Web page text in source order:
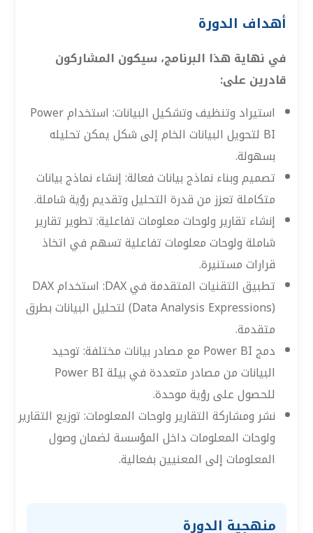
أهداف الدورة
في نهاية هذا البرنامج، سيكون المشاركون
قادرين على:
استيراد وتنظيف وتشكيل البيانات: استخدام Power
BI لتحويل البيانات الخام إلى شكل يمكن تحليله
بسهولة.
تصميم وبناء نماذج بيانات فعالة: إنشاء نماذج بيانات
متكاملة تعزز من قدرة التحليل وتقديم رؤية شاملة.
إنشاء تقارير ولوحات معلومات تفاعلية: تطوير تقارير
شاملة ولوحات معلومات تفاعلية تسهم في اتخاذ
قرارات مستنيرة.
تطبيق التقنيات المتقدمة في DAX: استخدام DAX
(Data Analysis Expressions) لتحليل البيانات بطرق
متقدمة.
دمج Power BI مع مصادر بيانات مختلفة: توحيد
البيانات من مصادر متعددة في بيئة Power BI
للحصول على رؤية موحدة.
نشر ومشاركة التقارير ولوحات المعلومات: توزيع التقارير
ولوحات المعلومات داخل المؤسسة لضمان وصول
المعلومات إلى المعنيين بفعالية.
منهجية الدورة